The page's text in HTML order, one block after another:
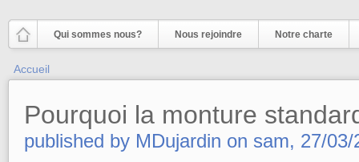
Qui sommes nous? Nous rejoindre Notre charte
Vous êtes ici
Accueil
Pourquoi la monture
published by MDujardin on sam, 27/